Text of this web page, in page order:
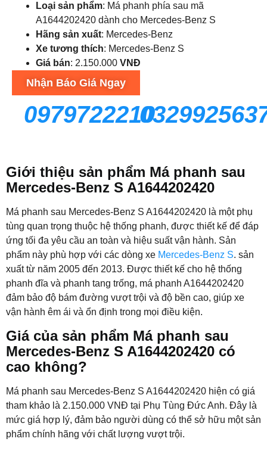
Loại sản phẩm: Má phanh phía sau mã
A1644202420 dành cho Mercedes-Benz S
Hãng sản xuất: Mercedes-Benz
Xe tương thích: Mercedes-Benz S
Giá bán: 2.150.000 VNĐ
Nhận Báo Giá Ngay
0979722210
Giới thiệu sản phẩm Má phanh sau
Mercedes-Benz S A1644202420
Má phanh sau Mercedes-Benz S A1644202420 là một phụ
tùng quan trọng thuộc hệ thống phanh, được thiết kế để đáp
ứng tối đa yêu cầu an toàn và hiệu suất vận hành. Sản
phẩm này phù hợp với các dòng xe Mercedes-Benz S. sản
xuất từ năm 2005 đến 2013. Được thiết kế cho hệ thống
phanh đĩa và phanh tang trống, má phanh A1644202420
đảm bảo độ bám đường vượt trội và độ bền cao, giúp xe
vận hành êm ái và ổn định trong mọi điều kiện.
Giá của sản phẩm Má phanh sau
Mercedes-Benz S A1644202420 có
cao không?
Má phanh sau Mercedes-Benz S A1644202420 hiện có giá
tham khảo là 2.150.000 VNĐ tại Phụ Tùng Đức Anh. Đây là
mức giá hợp lý, đảm bảo người dùng có thể sở hữu một sản
phẩm chính hãng với chất lượng vượt trội.